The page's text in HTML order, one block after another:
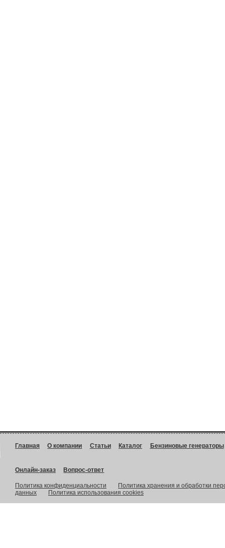
Главная О компании Статьи Каталог Бензиновые генераторы
Онлайн-заказ Вопрос-ответ
Политика конфиденциальности
Политика хранения и обработки
данных
Политика использования cookies